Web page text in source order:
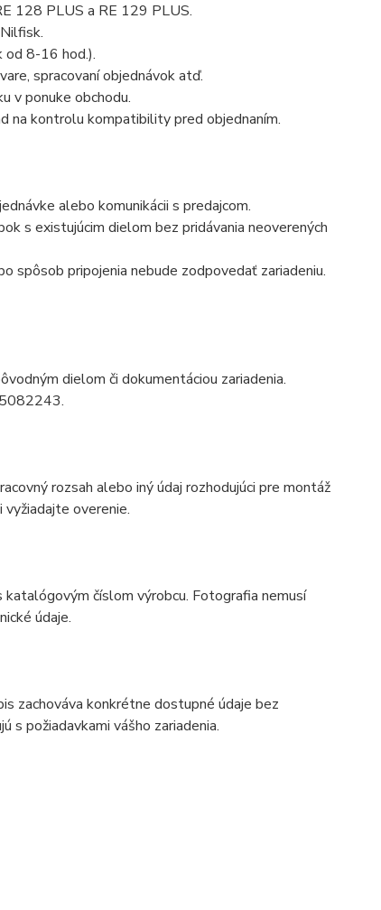
128 PLUS a RE 129 PLUS.
od 8-16 hod.).
spracovaní objednávok atď.
v ponuke obchodu.
na kontrolu kompatibility pred objednaním.
alebo komunikácii s predajcom.
s existujúcim dielom bez pridávania neoverených
spôsob pripojenia nebude zodpovedať zariadeniu.
dielom či dokumentáciou zariadenia.
rozsah alebo iný údaj rozhodujúci pre montáž
overenie.
číslom výrobcu. Fotografia nemusí
údaje.
zachováva konkrétne dostupné údaje bez
s požiadavkami vášho zariadenia.